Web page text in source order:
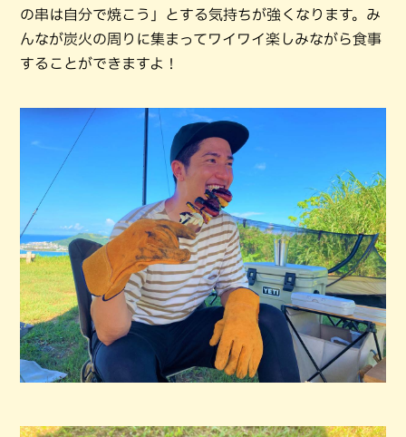
の串は自分で焼こう」とする気持ちが強くなります。み
んなが炭火の周りに集まってワイワイ楽しみながら食事
することができますよ！